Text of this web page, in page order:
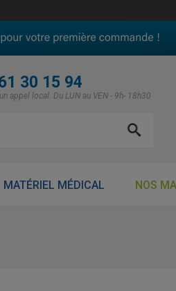
30 15 94
appel local. Du LUN au VEN - 9h- 18h30
MATÉRIEL MÉDICAL NOS